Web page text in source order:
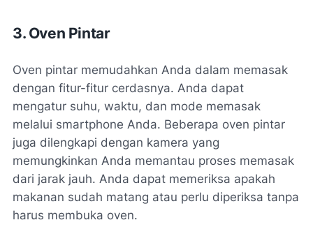
3. Oven Pintar
Oven pintar memudahkan Anda dalam memasak
dengan fitur-fitur cerdasnya. Anda dapat
mengatur suhu, waktu, dan mode memasak
melalui smartphone Anda. Beberapa oven pintar
juga dilengkapi dengan kamera yang
memungkinkan Anda memantau proses memasak
dari jarak jauh. Anda dapat memeriksa apakah
makanan sudah matang atau perlu diperiksa tanpa
harus membuka oven.